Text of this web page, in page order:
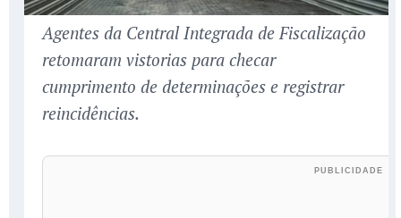
Agentes da Central Integrada de Fiscalização
retomaram vistorias para checar
cumprimento de determinações e registrar
reincidências.